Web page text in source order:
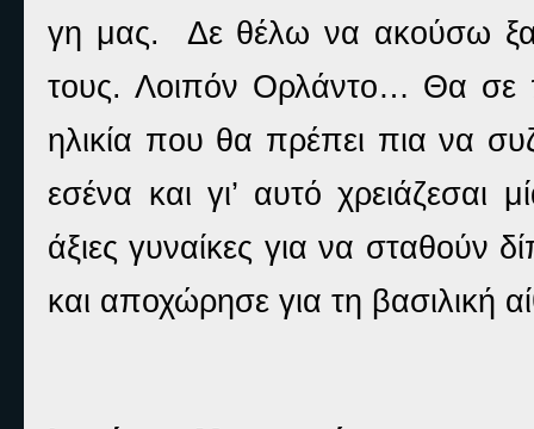
γη μας.
Δε θέλω να ακούσω
τους. Λοιπόν Ορλάντο… Θα σε
ηλικία που θα πρέπει πια να
εσένα και γι’ αυτό χρειάζεσαι
άξιες γυναίκες για να σταθούν
και αποχώρησε για τη βασιλική